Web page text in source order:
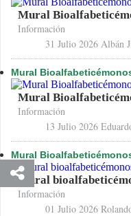
Mural
Información
31 Julio 2026 Albán
Mural
Mural
Información
13 Julio 2026
Mural
Mural
Información
01 Julio 2026